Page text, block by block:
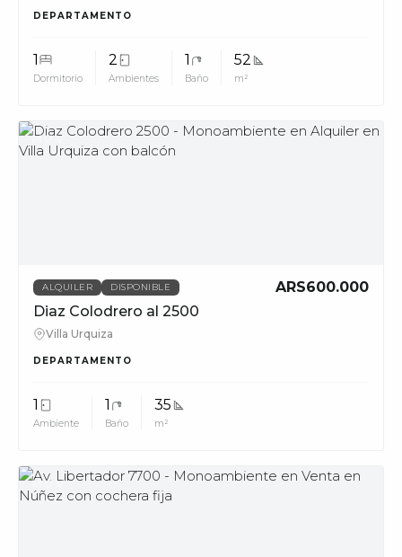
DEPARTAMENTO
1
Dormitorio
2
Ambientes
1
Baño
52
m²
MUV
ALQUILER DISPONIBLE
ARS600.000
Diaz Colodrero al 2500
Villa Urquiza
DEPARTAMENTO
1
Ambiente
1
Baño
35
m²
MUV